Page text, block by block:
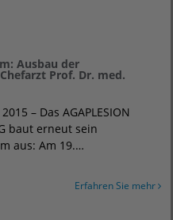
Ausbau der
Prof. Dr. med.
– Das AGAPLESION
baut erneut sein
aus: Am 19.…
Erfahren Sie mehr